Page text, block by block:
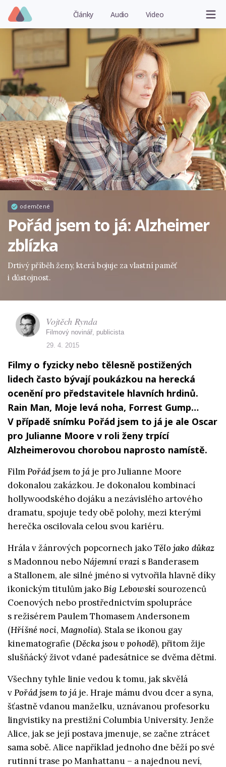
Články Audio Video
Foto: Thinkstock.com
odemčené
Pořád jsem to já: Alzheimer
zblízka
Drtivý příběh ženy, která bojuje za vlastní paměť
i důstojnost.
Filmy o fyzicky nebo tělesně postižených
lidech často bývají poukázkou na herecká
ocenění pro představitele hlavních hrdinů.
Rain Man, Moje levá noha, Forrest Gump…
V případě snímku Pořád jsem to já je ale Oscar
pro Julianne Moore v roli ženy trpící
Alzheimerovou chorobou naprosto namístě.
FilmPořád jsem to jáje pro Julianne Moore
dokonalou zakázkou. Je dokonalou kombinací
hollywoodského dojáku a nezávislého artového
dramatu, spojuje tedy obě polohy, mezi kterými
herečka oscilovala celou svou kariéru.
Hrála v žánrových popcornech jakoTělo jako důkaz
s Madonnou neboNájemní vrazi s Banderasem
a Stallonem, ale silné jméno si vytvořila hlavně díky
ikonickým titulům jakoBig Lebowski sourozenců
Coenových nebo prostřednictvím spolupráce
s režisérem Paulem Thomasem Andersonem
(Hříšné noci, Magnolia). Stala se ikonou gay
kinematografie (Děcka jsou v pohodě), přitom žije
slušňácký život vdané padesátnice se dvěma dětmi.
Všechny tyhle linie vedou k tomu, jak skvělá
vPořád jsem to jáje. Hraje mámu dvou dcer a syna,
šťastně vdanou manželku, uznávanou profesorku
lingvistiky na prestižní Columbia University. Jenže
Alice, jak se její postava jmenuje, se začne ztrácet
sama sobě. Alice například jednoho dne běží po své
rutinní trase po Manhattanu – a najednou neví,
Vojtěch Rynda
Filmový novinář, publicista
29. 4. 2015